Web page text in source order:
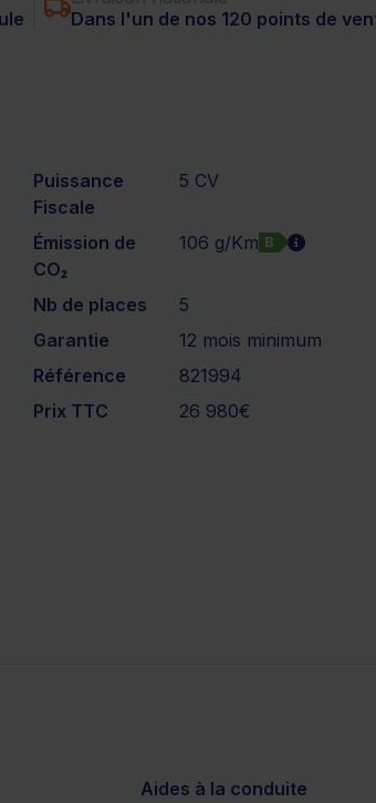
Dans l'un de nos 120 points de
Puissance
Fiscale
5 CV
Émission de
CO₂
106 g/Km B
Nb de places
5
Garantie
12 mois minimum
Référence
821994
Prix TTC
26 980€
Aides à la conduite